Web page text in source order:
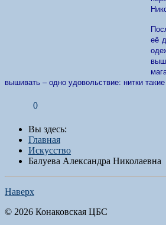
её
вышивать – одно удовольствие: нитки
0
Вы здесь:
Главная
Искусство
Балуева Александра Николаевна
Наверх
© 2026 Конаковская ЦБС